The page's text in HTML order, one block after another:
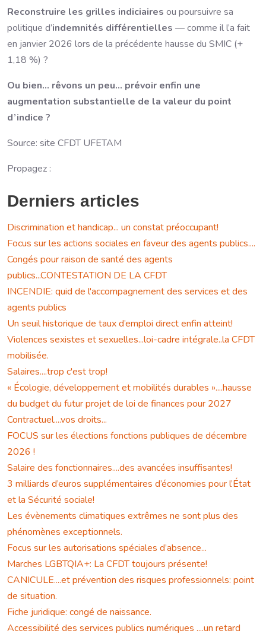
Reconstruire les grilles indiciaires ou poursuivre sa
politique d’indemnités différentielles — comme il l’a fait
en janvier 2026 lors de la précédente hausse du SMIC (+
1,18 %) ?
Ou bien… rêvons un peu… prévoir enfin une
augmentation substantielle de la valeur du point
d’indice ?
Source: site CFDT UFETAM
Propagez :
Derniers articles
Discrimination et handicap... un constat préoccupant!
Focus sur les actions sociales en faveur des agents publics....
Congés pour raison de santé des agents
publics...CONTESTATION DE LA CFDT
INCENDIE: quid de l'accompagnement des services et des
agents publics
Un seuil historique de taux d’emploi direct enfin atteint!
Violences sexistes et sexuelles...loi-cadre intégrale..la CFDT
mobilisée.
Salaires....trop c'est trop!
« Écologie, développement et mobilités durables »....hausse
du budget du futur projet de loi de finances pour 2027
Contractuel....vos droits...
FOCUS sur les élections fonctions publiques de décembre
2026 !
Salaire des fonctionnaires....des avancées insuffisantes!
3 milliards d’euros supplémentaires d’économies pour l’État
et la Sécurité sociale!
Les évènements climatiques extrêmes ne sont plus des
phénomènes exceptionnels.
Focus sur les autorisations spéciales d’absence...
Marches LGBTQIA+: La CFDT toujours présente!
CANICULE....et prévention des risques professionnels: point
de situation.
Fiche juridique: congé de naissance.
Accessibilité des services publics numériques ....un retard